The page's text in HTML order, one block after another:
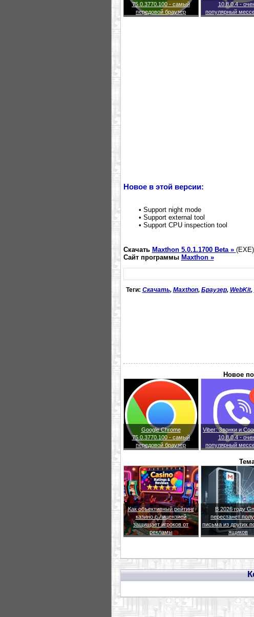
75.0.3770.100 - самый
передовой браузер
10.8.0.4 -
популярный
Новое в этой версии:
• Support night mode
• Support external tool
• Support CPU inspection tool
Скачать Maxthon 5.0.1.1700 Beta » (EXE)
Сайт программы Maxthon »
Теги: Скачать, Maxthon, Браузер, WebKit,
Новое
Google Chrome
75.0.3770.100 - самый
передовой браузер
Viber: Звонки и
10.8.0.4 -
популярный
Как объективный рейтинг
казино с лицензией
защищает игроков от
рекламы
В 2026 году
перестанет
письма из других
ящиков